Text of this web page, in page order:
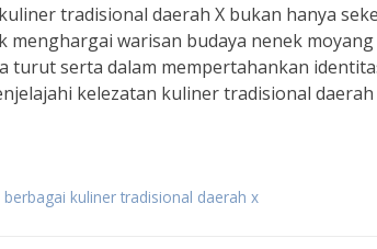
tradisional daerah X bukan hanya
menghargai warisan budaya nenek
turut serta dalam mempertahankan
kelezatan kuliner tradisional
berbagai kuliner tradisional daerah x